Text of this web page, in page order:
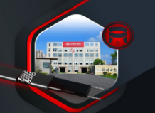
português
Türkçe